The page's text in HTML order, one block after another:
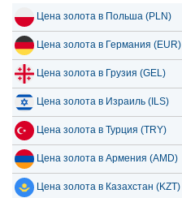
Цена золота в Польша (PLN)
Цена золота в Германия (EUR)
Цена золота в Грузия (GEL)
Цена золота в Израиль (ILS)
Цена золота в Турция (TRY)
Цена золота в Армения (AMD)
Цена золота в Казахстан (KZT)